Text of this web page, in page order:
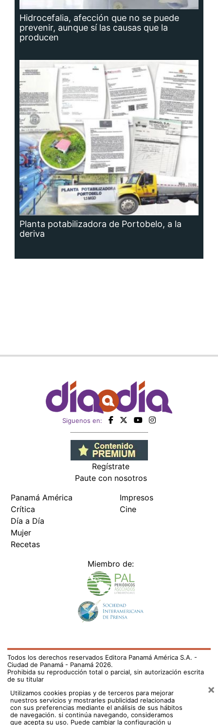
Hidrocefalia, afección que no se puede
prevenir, aunque sí las causas que la
producen
Planta potabilizadora de Portobelo, a la
deriva
Siguenos en:
Regístrate
Paute con nosotros
Panamá América
Crítica
Día a Día
Mujer
Recetas
Impresos
Cine
Miembro de:
Todos los derechos reservados Editora Panamá América S.A. -
Ciudad de Panamá - Panamá 2026.
Prohibida su reproducción total o parcial, sin autorización escrita
de su titular
Utilizamos cookies propias y de terceros para mejorar
nuestros servicios y mostrarles publicidad relacionada
con sus preferencias mediante el análisis de sus hábitos
de navegación. si continúa navegando, consideramos
que acepta su uso. Puede cambiar la configuración u
×